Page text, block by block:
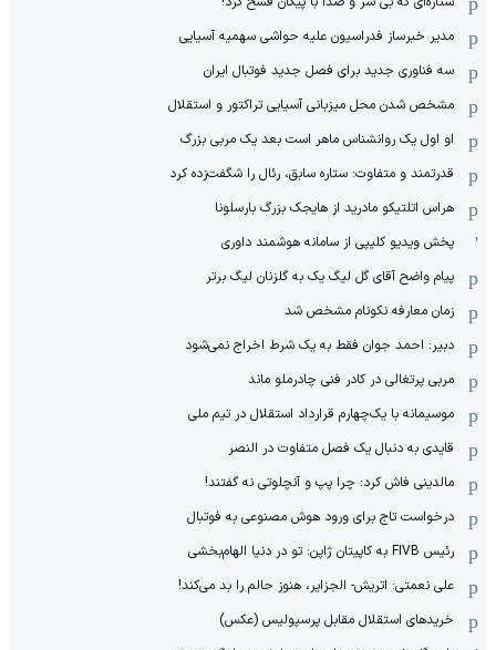
مدیر خبرساز فدراسیون علیه حواشی سهمیه آسیایی
سه فناوری جدید برای فصل جدید فوتبال ایران
مشخص شدن محل میزبانی آسیایی تراکتور و استقلال
او اول یک روانشناس ماهر است بعد یک مربی بزرگ
قدرتمند و متفاوت: ستاره سابق، رئال را شگفت‌زده کرد
هراس اتلتیکو مادرید از هایجک بزرگ بارسلونا
پخش ویدیو کلیپی از سامانه هوشمند داوری
پیام واضح آقای گل لیگ یک به گلزنان لیگ برتر
زمان معارفه نکونام مشخص شد
دبیر: احمد جوان فقط به یک شرط اخراج نمی‌شود
مربی پرتغالی در کادر فنی چادرملو ماند
موسیمانه با یک‌چهارم قرارداد استقلال در تیم ملی
قایدی به دنبال یک فصل متفاوت در النصر
مالدینی فاش کرد: چرا پپ و آنچلوتی نه گفتند!
درخواست تاج برای ورود هوش مصنوعی به فوتبال
رئیس FIVB به کاپیتان ژاپن: تو در دنیا الهام‌بخشی
علی نعمتی: اتریش- الجزایر، هنوز حالم را بد می‌کند!
خریدهای استقلال مقابل پرسپولیس (عکس)